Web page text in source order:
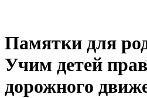
Памятки для
Учим детей
дорожного